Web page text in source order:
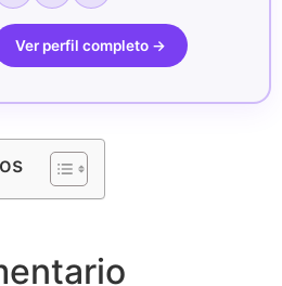
Ver perfil completo →